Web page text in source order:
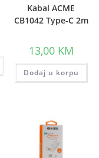
Kabal ACME
CB1042 Type-C 2m
13,00 KM
Dodaj u korpu